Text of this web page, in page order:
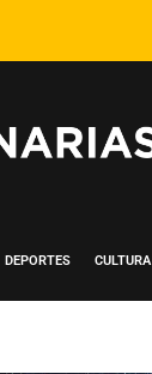
DEPORTES CULTURA